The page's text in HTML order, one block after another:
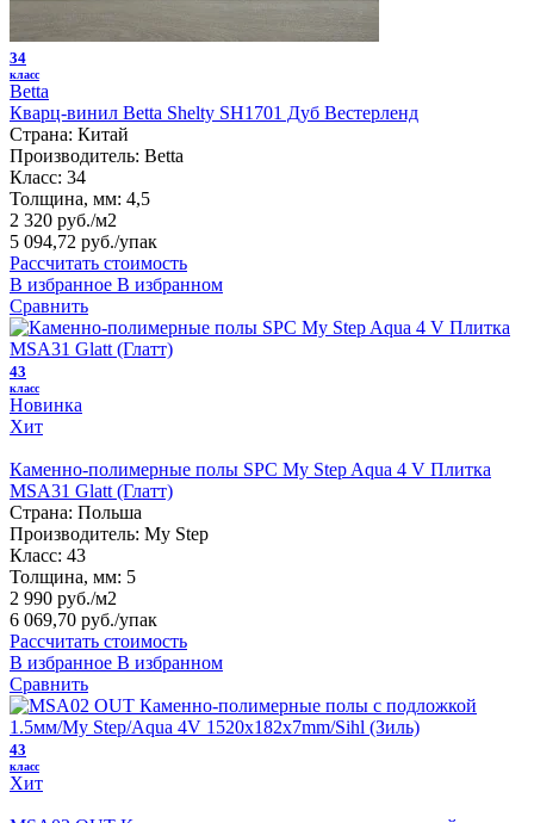
34
класс
Betta
Кварц-винил Betta Shelty SH1701 Дуб Вестерленд
Страна: Китай
Производитель: Betta
Класс: 34
Толщина, мм: 4,5
2 320 руб./м2
5 094,72 руб./упак
Рассчитать стоимость
В избранное В избранном
Сравнить
43
класс
Новинка
Хит
Каменно-полимерные полы SPC My Step Aqua 4 V Плитка
MSA31 Glatt (Глатт)
Страна: Польша
Производитель: My Step
Класс: 43
Толщина, мм: 5
2 990 руб./м2
6 069,70 руб./упак
Рассчитать стоимость
В избранное В избранном
Сравнить
43
класс
Хит